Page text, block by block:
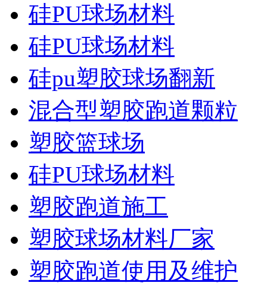
硅PU球场材料
硅PU球场材料
硅pu塑胶球场翻新
混合型塑胶跑道颗粒
塑胶篮球场
硅PU球场材料
塑胶跑道施工
塑胶球场材料厂家
塑胶跑道使用及维护